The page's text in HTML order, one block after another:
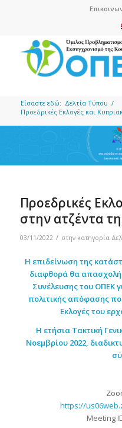
Είσαστε εδώ: Δελτία Τύπου /
Προεδρικές Εκλογές και
Προεδρικές
στην ατζέντα
03/11/2022 / στην κατηγορία
Η επιδείνωση της
διαφθορά θα
Συνέλευσης του ΟΠΕΚ
πολιτικής απόφασης
Εκλογές του
Η ετήσια Τακτική
Νοεμβρίου 2022,
https://
Meeting